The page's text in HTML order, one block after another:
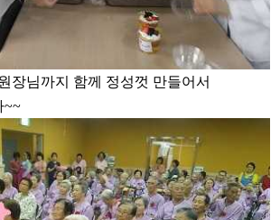
장님까지 함께 정성껏 만들어서
~~